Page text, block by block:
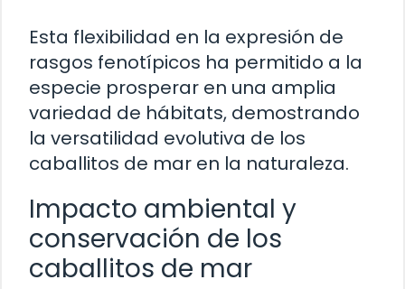
Esta flexibilidad en la expresión de
rasgos fenotípicos ha permitido a la
especie prosperar en una amplia
variedad de hábitats, demostrando
la versatilidad evolutiva de los
caballitos de mar en la naturaleza.
Impacto ambiental y
conservación de los
caballitos de mar